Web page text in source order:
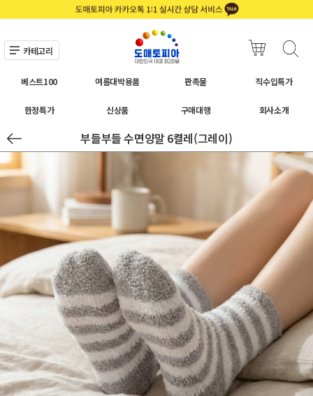
카테고리
베스트100 여름대박용품 판촉물 직수입특가
한정특가 신상품 구매대행 회사소개
부들부들 수면양말 6켤레(그레이)